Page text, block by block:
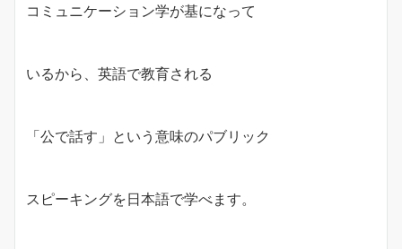
コミュニケーション学が基になって
いるから、英語で教育される
「公で話す」という意味のパブリック
スピーキングを日本語で学べます。